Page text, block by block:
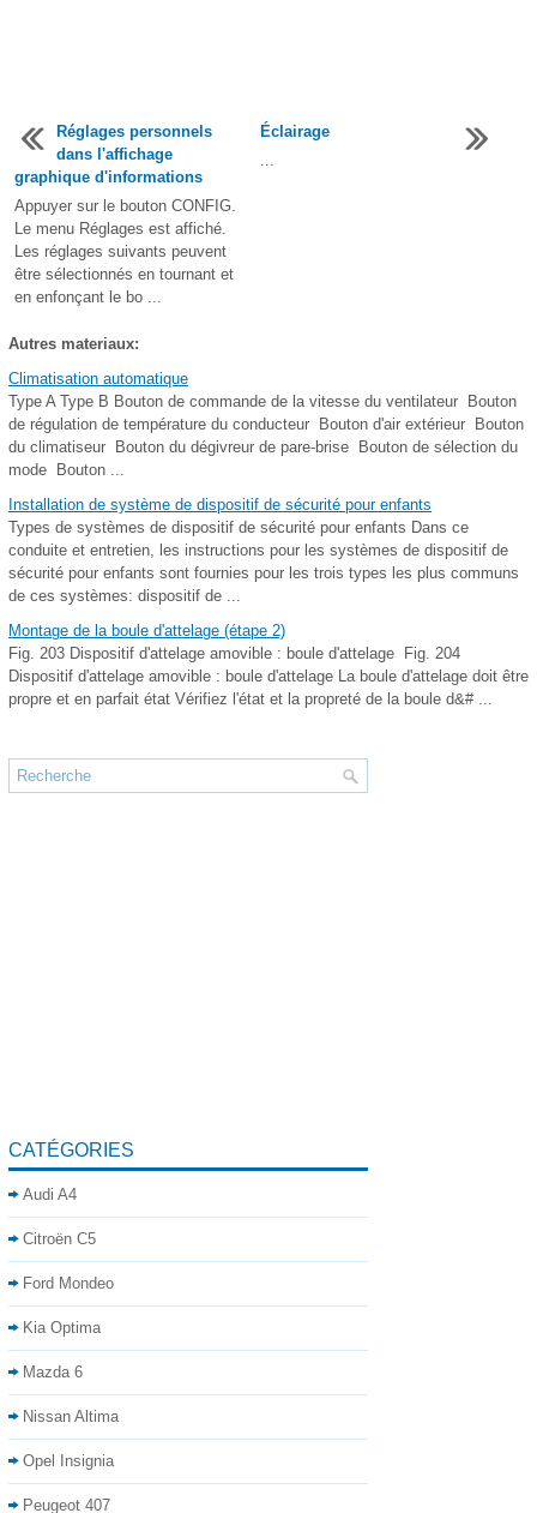
Réglages personnels
dans l'affichage
graphique d'informations
Appuyer sur le bouton CONFIG.
Le menu Réglages est affiché.
Les réglages suivants peuvent
être sélectionnés en tournant et
en enfonçant le bo ...
Éclairage
...
Autres materiaux:
Climatisation automatique
Type A Type B Bouton de commande de la vitesse du ventilateur Bouton
de régulation de température du conducteur Bouton d'air extérieur Bouton
du climatiseur Bouton du dégivreur de pare-brise Bouton de sélection du
mode Bouton ...
Installation de système de dispositif de sécurité pour enfants
Types de systèmes de dispositif de sécurité pour enfants Dans ce
conduite et entretien, les instructions pour les systèmes de dispositif de
sécurité pour enfants sont fournies pour les trois types les plus communs
de ces systèmes: dispositif de ...
Montage de la boule d'attelage (étape 2)
Fig. 203 Dispositif d'attelage amovible : boule d'attelage Fig. 204
Dispositif d'attelage amovible : boule d'attelage La boule d'attelage doit être
propre et en parfait état Vérifiez l'état et la propreté de la boule d&# ...
CATÉGORIES
Audi A4
Citroën C5
Ford Mondeo
Kia Optima
Mazda 6
Nissan Altima
Opel Insignia
Peugeot 407